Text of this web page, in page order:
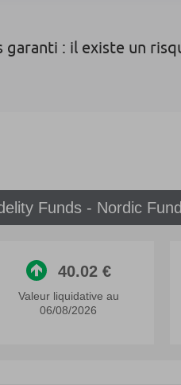
garanti : il existe un